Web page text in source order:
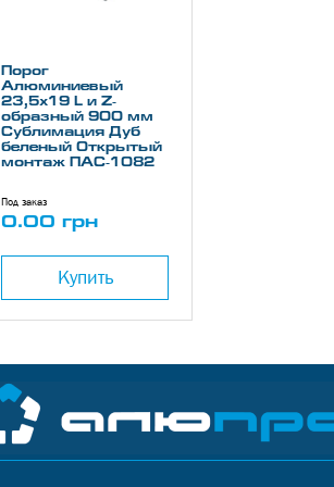
Порог
Алюминиевый
23,5х19 L и Z-
образный 900 мм
Сублимация Дуб
беленый Открытый
монтаж ПАС-1082
Под заказ
0.00 грн
Купить